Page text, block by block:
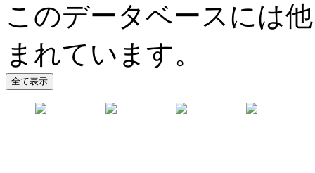
このデータベースには
まれています。